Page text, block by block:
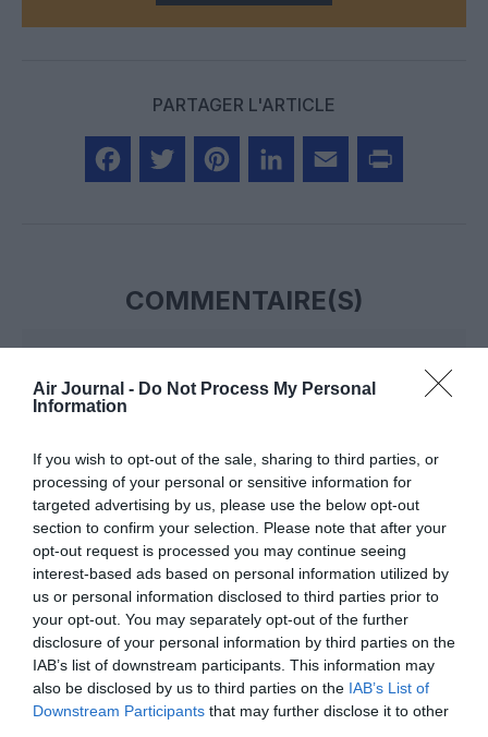
Air Journal - Do Not Process My Personal
Information
If you wish to opt-out of the sale, sharing to third parties, or
processing of your personal or sensitive information for
targeted advertising by us, please use the below opt-out
section to confirm your selection. Please note that after your
opt-out request is processed you may continue seeing
interest-based ads based on personal information utilized by
us or personal information disclosed to third parties prior to
your opt-out. You may separately opt-out of the further
disclosure of your personal information by third parties on the
IAB’s list of downstream participants. This information may
also be disclosed by us to third parties on the IAB’s List of
Downstream Participants that may further disclose it to other
PARTAGER L'ARTICLE
COMMENTAIRE(S)
UN A380 pour 407 passagers et un 747 pour 368 passagers.
On peut comprendre les raisons de l’échec commercial de
sagesse en arrêtant cet appareil que les grandes
compagnies américaines n’ont jamais commandé, et ne
commanderont jamais.
RÉPONDRE
fayçalaira commenté :
25 avril 2019 - 17 h 53 min
comme on dit en normand le 380 c’est moins pire que le
concorde!